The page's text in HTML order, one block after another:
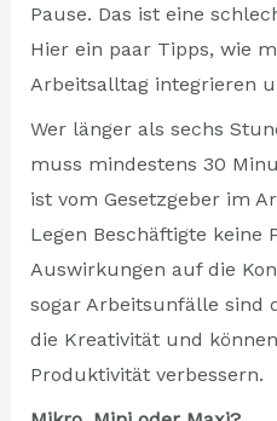
Pause. Das ist eine
Hier ein paar Tipps, wie
Arbeitsalltag integrieren
Wer länger als sechs
muss mindestens 30
ist vom Gesetzgeber im
Legen Beschäftigte keine
Auswirkungen auf die
sogar Arbeitsunfälle sind
die Kreativität und
Produktivität verbessern.